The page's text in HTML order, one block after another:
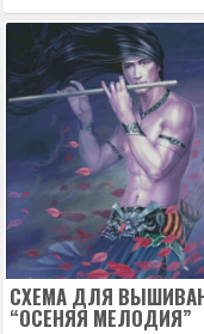
СХЕМА ДЛЯ
“ОСЕНЯЯ МЕЛОДИЯ”